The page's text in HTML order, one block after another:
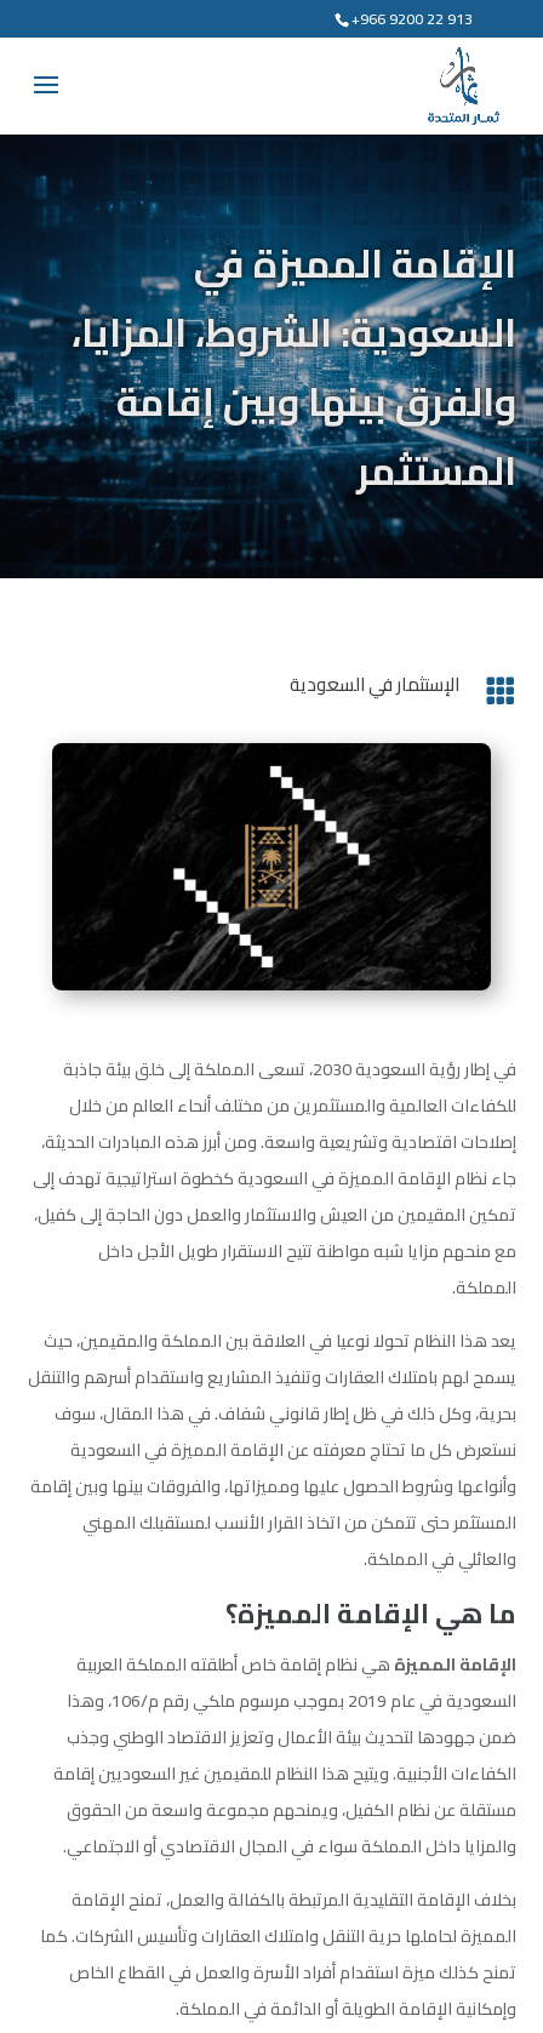
+966 9200 22 913
الإقامة المميزة في
السعودية: الشروط، المزايا،
والفرق بينها وبين إقامة
المستثمر
 الإستثمار في السعودية
في إطار رؤية السعودية 2030، تسعى المملكة إلى خلق بيئة جاذبة
للكفاءات العالمية والمستثمرين من مختلف أنحاء العالم من خلال
إصلاحات اقتصادية وتشريعية واسعة. ومن أبرز هذه المبادرات الحديثة،
جاء نظام الإقامة المميزة في السعودية كخطوة استراتيجية تهدف إلى
تمكين المقيمين من العيش والاستثمار والعمل دون الحاجة إلى كفيل،
مع منحهم مزايا شبه مواطنة تتيح الاستقرار طويل الأجل داخل
المملكة.
يعد هذا النظام تحولا نوعيا في العلاقة بين المملكة والمقيمين، حيث
يسمح لهم بامتلاك العقارات وتنفيذ المشاريع واستقدام أسرهم والتنقل
بحرية، وكل ذلك في ظل إطار قانوني شفاف. في هذا المقال، سوف
نستعرض كل ما تحتاج معرفته عن الإقامة المميزة في السعودية
وأنواعها وشروط الحصول عليها ومميزاتها، والفروقات بينها وبين إقامة
المستثمر حتى تتمكن من اتخاذ القرار الأنسب لمستقبلك المهني
والعائلي في المملكة.
ما هي الإقامة المميزة؟
الإقامةالمميزةهي نظام إقامة خاص أطلقته المملكة العربية
السعودية في عام 2019 بموجب مرسوم ملكي رقم م/106، وهذا
ضمن جهودها لتحديث بيئة الأعمال وتعزيز الاقتصاد الوطني وجذب
الكفاءات الأجنبية. ويتيح هذا النظام للمقيمين غير السعوديين إقامة
مستقلة عن نظام الكفيل، ويمنحهم مجموعة واسعة من الحقوق
والمزايا داخل المملكة سواء في المجال الاقتصادي أو الاجتماعي.
بخلاف الإقامة التقليدية المرتبطة بالكفالة والعمل، تمنح الإقامة
المميزة لحاملها حرية التنقل وامتلاك العقارات وتأسيس الشركات. كما
تمنح كذلك ميزة استقدام أفراد الأسرة والعمل في القطاع الخاص
وإمكانية الإقامة الطويلة أو الدائمة في المملكة.